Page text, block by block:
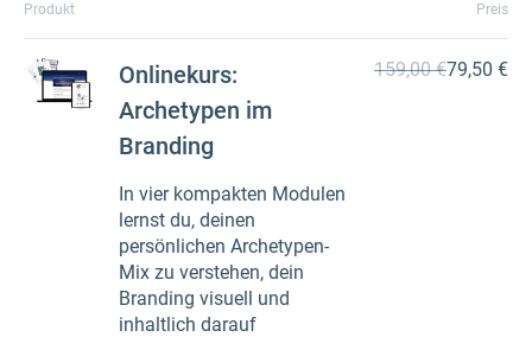
Produkt Preis
Onlinekurs:
Archetypen im
Branding
In vier kompakten Modulen
lernst du, deinen
persönlichen Archetypen-
Mix zu verstehen, dein
Branding visuell und
inhaltlich darauf
159,00 €79,50 €